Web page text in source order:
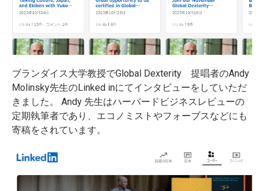
ブランダイス大学教授でGlobal Dexterity 提唱者のAndy
Molinsky先生のLinked inにてインタビューをしていただ
きました。 Andy 先生はハーバードビジネスレビューの
定期執筆者であり、エコノミストやフォーブスなどにも
寄稿をされています。